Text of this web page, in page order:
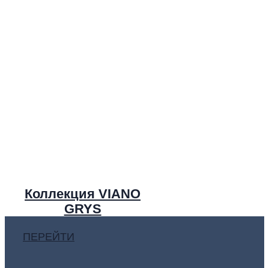
Коллекция VIANO
GRYS
ПЕРЕЙТИ